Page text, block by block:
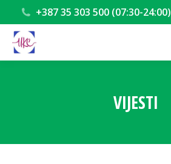
+387 35 303 500 (07:30-24:00)
VIJESTI